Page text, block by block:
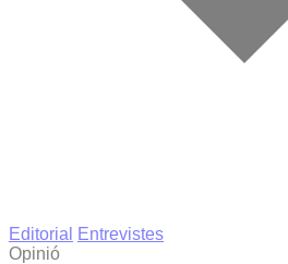
Editorial
Entrevistes
Opinió